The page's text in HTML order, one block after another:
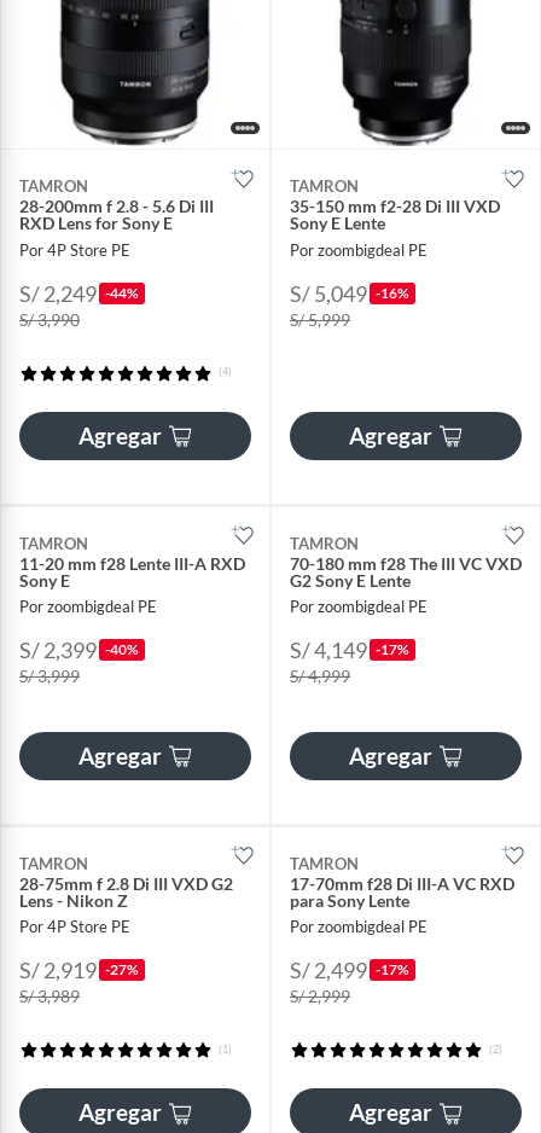
TAMRON
28-200mm f 2.8 - 5.6 Di III
RXD Lens for Sony E
Por 4P Store PE
S/ 2,249 -44%
S/ 3,990
(4)
Agregar
TAMRON
35-150 mm f2-28 Di III VXD
Sony E Lente
Por zoombigdeal PE
S/ 5,049 -16%
S/ 5,999
Agregar
TAMRON
11-20 mm f28 Lente III-A RXD
Sony E
Por zoombigdeal PE
S/ 2,399 -40%
S/ 3,999
Agregar
TAMRON
70-180 mm f28 The III VC VXD
G2 Sony E Lente
Por zoombigdeal PE
S/ 4,149 -17%
S/ 4,999
Agregar
TAMRON
28-75mm f 2.8 Di III VXD G2
Lens - Nikon Z
Por 4P Store PE
S/ 2,919 -27%
S/ 3,989
(1)
Agregar
TAMRON
17-70mm f28 Di III-A VC RXD
para Sony Lente
Por zoombigdeal PE
S/ 2,499 -17%
S/ 2,999
(2)
Agregar